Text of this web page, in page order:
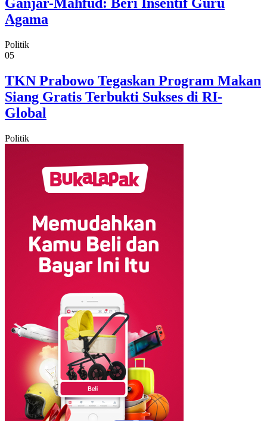
Agama
Politik
05
TKN Prabowo Tegaskan Program Makan
Siang Gratis Terbukti Sukses di RI-
Global
Politik